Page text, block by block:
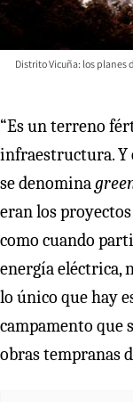
Distrito Vicuña: los planes
“Es un terreno
infraestructura. Y
se denomina
eran los
como cuando
energía eléctrica,
lo único que hay
campamento que
obras tempranas